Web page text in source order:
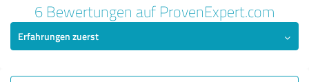
6 Bewertungen auf ProvenExpert.com
Erfahrungen zuerst